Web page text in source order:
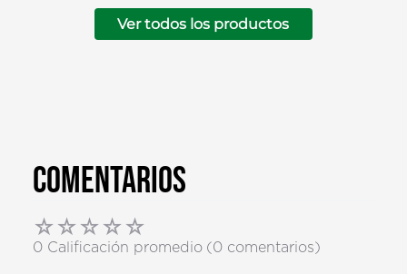
Ver todos los productos
Comentarios
☆☆☆☆☆
0 Calificación promedio (0 comentarios)